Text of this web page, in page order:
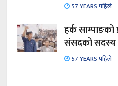
57 YEARS पहिले
हर्क साम्पाङको
संसदको सदस्य
57 YEARS पहिले